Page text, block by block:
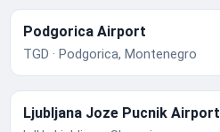
Podgorica Airport
TGD · Podgorica, Montenegro
Ljubljana Joze Pucnik Airport